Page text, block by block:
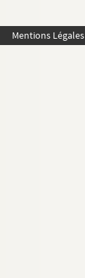
Mentions Légales